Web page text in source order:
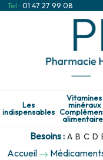
Tel : 01 47 27 99 08
Les
indispensables
Vitamines
minéraux
Besoins : A B C D
Accueil